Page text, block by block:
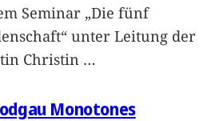
Seminar „Die fünf
unter Leitung der
Christin …
Monotones